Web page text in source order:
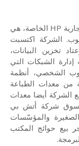
شركة هوليت باكارد معروفة أيضاً بالعلامة التجارية HP الخاصة، هي
الشركة اكتسبت
تخزين البيانات،
الشبكات التي
الشخصي، أنظمة
من معدات الطباعة
الشركة أيضا معدات
وتسوق شركة أتش بي
والمؤسّسات
بيع حوائج المكتب